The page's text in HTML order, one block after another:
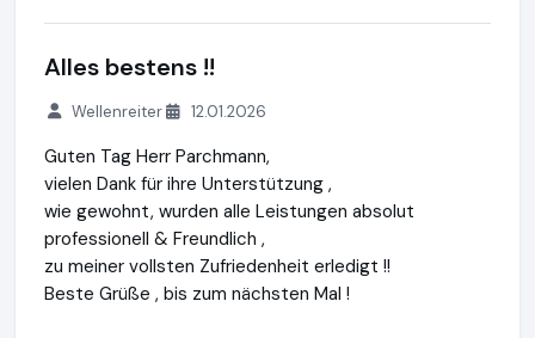
Alles bestens !!
Wellenreiter 12.01.2026
Guten Tag Herr Parchmann,
vielen Dank für ihre Unterstützung ,
wie gewohnt, wurden alle Leistungen absolut
professionell & Freundlich ,
zu meiner vollsten Zufriedenheit erledigt !!
Beste Grüße , bis zum nächsten Mal !